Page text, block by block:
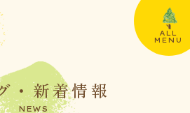
ALL
MENU
・新着情報
NEWS